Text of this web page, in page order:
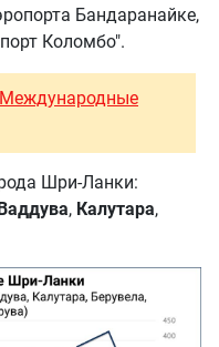
Бандаранайке,
Коломбо".
Международные
Шри-Ланки:
, Калутара,